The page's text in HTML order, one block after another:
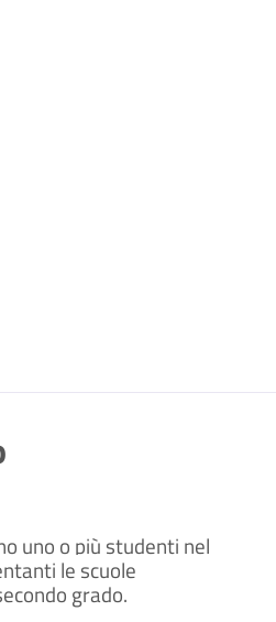
uno o più studenti nel
le scuole
grado.